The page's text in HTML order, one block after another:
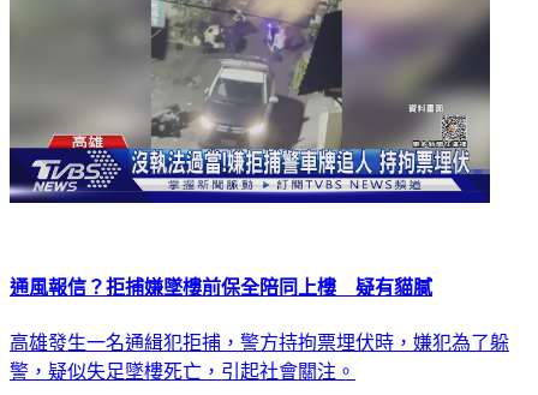
通風報信？拒捕嫌墜樓前保全陪同上樓 疑有貓膩
高雄發生一名通緝犯拒捕，警方持拘票埋伏時，嫌犯為了躲
警，疑似失足墜樓死亡，引起社會關注。